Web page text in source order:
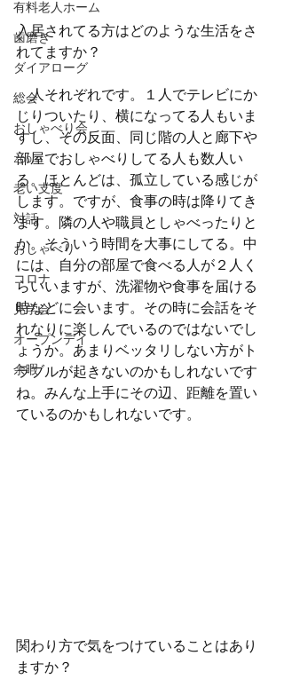
有料老人ホーム
歯磨き
ダイアローグ
総会
おしゃべり会
zoom
老い支度
対話
おしゃべり
コロナ
見学会
オープンデイ
余暇
入居されてる方はどのような生活をさ
れてますか？
人それぞれです。１人でテレビにか
じりついたり、横になってる人もいま
すし、その反面、同じ階の人と廊下や
部屋でおしゃべりしてる人も数人い
る。ほとんどは、孤立している感じが
します。ですが、食事の時は降りてき
ます。隣の人や職員としゃべったりと
か。そういう時間を大事にしてる。中
には、自分の部屋で食べる人が２人く
らいいますが、洗濯物や食事を届ける
時などに会います。その時に会話をそ
れなりに楽しんでいるのではないでし
ょうか。あまりベッタリしない方がト
ラブルが起きないのかもしれないです
ね。みんな上手にその辺、距離を置い
ているのかもしれないです。
関わり方で気をつけていることはあり
ますか？